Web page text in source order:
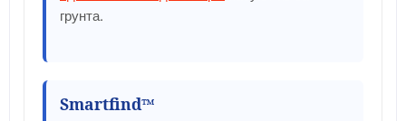
грунта.
Smartfind™